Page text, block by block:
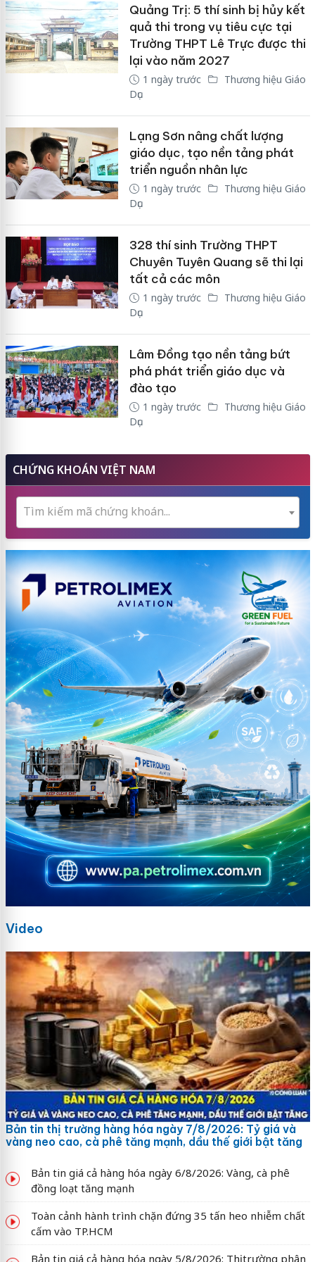
Quảng Trị: 5 thí sinh bị hủy kết
quả thi trong vụ tiêu cực tại
Trường THPT Lê Trực được thi
lại vào năm 2027
1 ngày trước
Thương hiệu Giáo
Dục
Lạng Sơn nâng chất lượng
giáo dục, tạo nền tảng phát
triển nguồn nhân lực
1 ngày trước
Thương hiệu Giáo
Dục
328 thí sinh Trường THPT
Chuyên Tuyên Quang sẽ thi lại
tất cả các môn
1 ngày trước
Thương hiệu Giáo
Dục
Lâm Đồng tạo nền tảng bứt
phá phát triển giáo dục và
đào tạo
1 ngày trước
Thương hiệu Giáo
Dục
CHỨNG KHOÁN VIỆT NAM
Tìm kiếm mã chứng khoán...
Video
Bản tin thị trường hàng hóa ngày 7/8/2026: Tỷ giá và
vàng neo cao, cà phê tăng mạnh, dầu thế giới bật tăng
Bản tin giá cả hàng hóa ngày 6/8/2026: Vàng, cà phê
đồng loạt tăng mạnh
Toàn cảnh hành trình chặn đứng 35 tấn heo nhiễm chất
cấm vào TP.HCM
Bản tin giá cả hàng hóa ngày 5/8/2026: Thị trường phân